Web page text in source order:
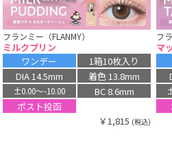
フランミー（FLANMY）
ミルクプリン
ワンデー
1箱10枚入り
DIA 14.5mm
着色 13.8mm
±0.00〜-10.00
BC 8.6mm
ポスト投函
￥1,815 (税込)
フ
マ